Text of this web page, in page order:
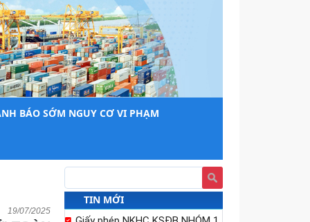
BÁO SỚM NGUY CƠ VI PHẠM
19/07/2025
TIN MỚI
GLOBAL H24.2-260803-
0200010
Giấy phép vận chuyển hàng hoá
nguy hiểm loại 3 cấp cho Công
ty TNHH dầu khí Hồng Minh
Sở Công Thương Hải Phòng và
Sở Công Thương Cần Thơ
Phấn đấu đến năm 2030 sẽ
hoàn thành việc phân loại và
lập hồ sơ quản lý cho 100% các
chợ trên địa...